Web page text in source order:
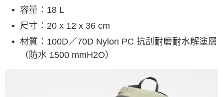
容量：18 L
尺寸：20 x 12 x 36 cm
材質：100D／70D Nylon PC 抗刮耐磨耐水解塗層
（防水 1500 mmH2O）